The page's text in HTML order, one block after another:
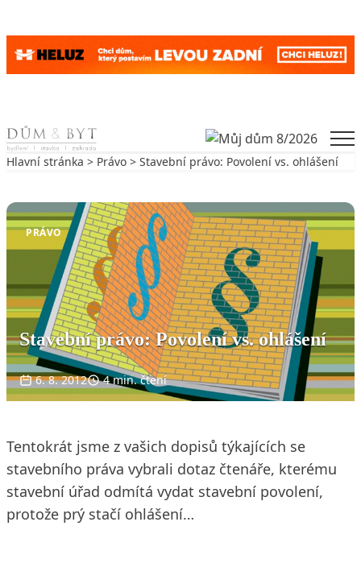
Skip to content
Hlavní stránka > Právo > Stavební právo: Povolení vs. ohlášení
PRÁVO
Stavební právo: Povolení vs. ohlášení
6. 8. 2012 4 min. čtení
Tentokrát jsme z vašich dopisů týkajících se
stavebního práva vybrali dotaz čtenáře, kterému
stavební úřad odmítá vydat stavební povolení,
protože prý stačí ohlášení…